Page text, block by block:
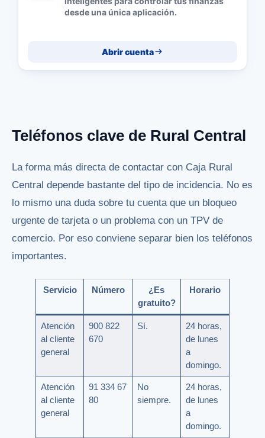
desde una única aplicación.
Abrir cuenta
Teléfonos clave de Rural Central
La forma más directa de contactar con Caja Rural
Central depende bastante del tipo de incidencia. No es
lo mismo una duda sobre tu cuenta que un bloqueo
urgente de tarjeta o un problema con un TPV de
comercio. Por eso conviene separar bien los teléfonos
importantes.
Servicio Número
¿Es
gratuito?
Horario
Atención
al cliente
general
900 822
670
Sí.
24 horas,
de lunes
a
domingo.
Atención
al cliente
general
91 334 67
80
No
siempre.
24 horas,
de lunes
a
domingo.